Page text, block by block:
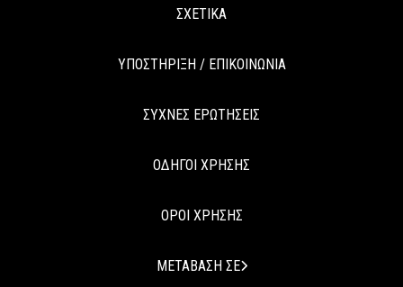
ΣΧΕΤΙΚΑ
ΥΠΟΣΤΗΡΙΞΗ / ΕΠΙΚΟΙΝΩΝΙΑ
ΣΥΧΝΕΣ ΕΡΩΤΗΣΕΙΣ
ΟΔΗΓΟΙ ΧΡΗΣΗΣ
ΟΡΟΙ ΧΡΗΣΗΣ
ΜΕΤΑΒΑΣΗ ΣΕ